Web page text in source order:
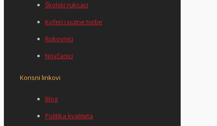
Školski ruksaci
Koferi i putne torbe
Rokovnici
Novčanici
Korisni linkovi
Blog
Politika kvaliteta